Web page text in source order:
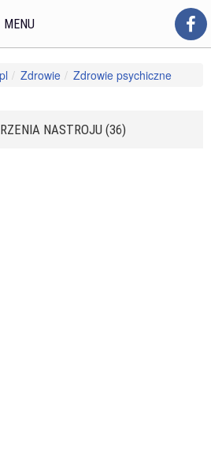
Zdrowie
Zdrowie psychiczne
NASTROJU (36)
MENU